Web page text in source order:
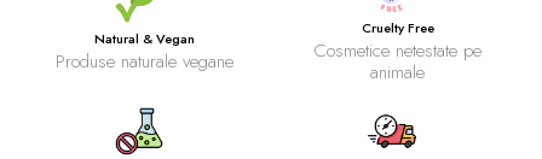
Natural & Vegan
Produse naturale vegane
Cruelty Free
Cosmetice netestate pe
animale